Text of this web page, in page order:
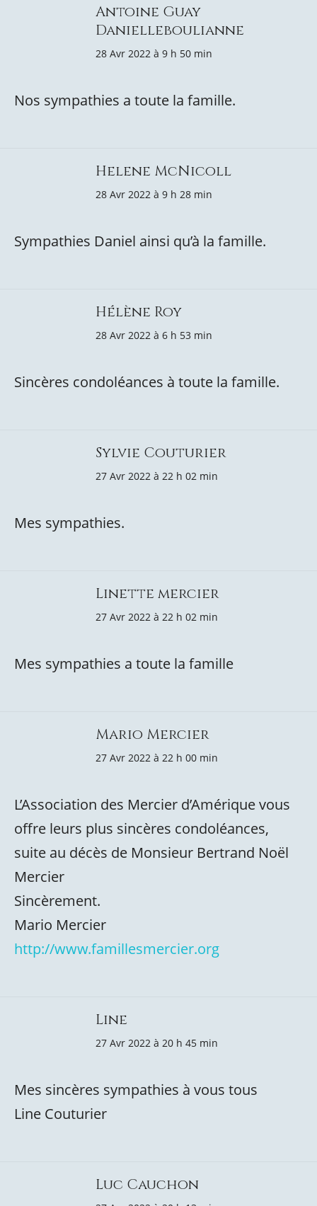
Antoine Guay
Danielleboulianne
28 Avr 2022 à 9 h 50 min
Nos sympathies a toute la famille.
Helene McNicoll
28 Avr 2022 à 9 h 28 min
Sympathies Daniel ainsi qu’à la famille.
Hélène Roy
28 Avr 2022 à 6 h 53 min
Sincères condoléances à toute la famille.
Sylvie Couturier
27 Avr 2022 à 22 h 02 min
Mes sympathies.
Linette mercier
27 Avr 2022 à 22 h 02 min
Mes sympathies a toute la famille
Mario Mercier
27 Avr 2022 à 22 h 00 min
L’Association des Mercier d’Amérique vous
offre leurs plus sincères condoléances,
suite au décès de Monsieur Bertrand Noël
Mercier
Sincèrement.
Mario Mercier
http://www.famillesmercier.org
Line
27 Avr 2022 à 20 h 45 min
Mes sincères sympathies à vous tous
Line Couturier
Luc Cauchon